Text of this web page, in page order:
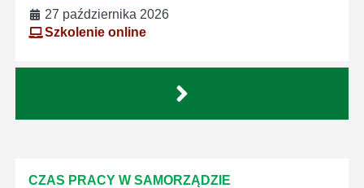
27 października 2026
Szkolenie online
CZAS PRACY W SAMORZĄDZIE